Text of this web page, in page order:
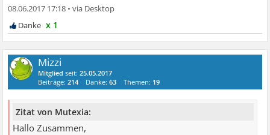
08.06.2017 17:18 •
x 1
Mizzi
Mitglied seit:25.05.2017
Beiträge:214 Danke:63 Themen: 19
Zitat von Mutexia:
Hallo Zusammen,